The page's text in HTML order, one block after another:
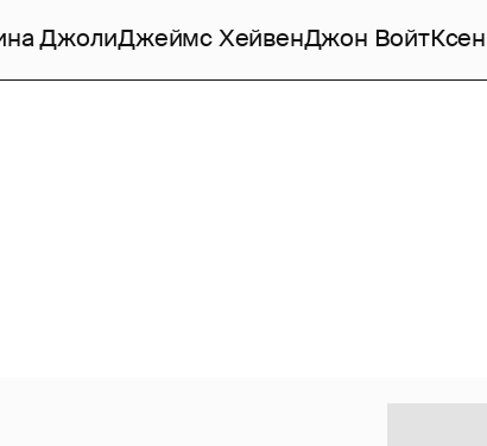
ДжолиДжеймс ХейвенДжон Войт